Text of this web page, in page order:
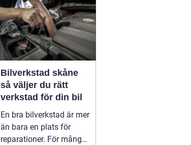
Bilverkstad skåne
så väljer du rätt
verkstad för din bil
En bra bilverkstad är mer
än bara en plats för
reparationer. För många